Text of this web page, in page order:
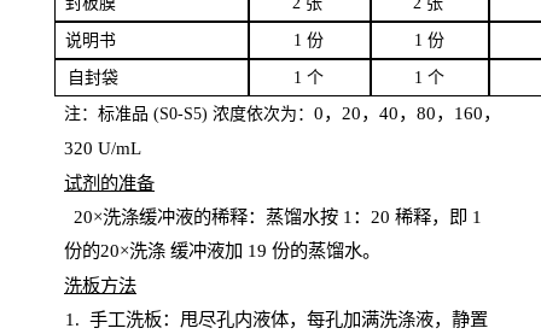
说明书 1 份 1 份
自封袋 1 个 1 个
注：标准品 (S0-S5) 浓度依次为： 0，20，40，80，160，
320 U/mL
试剂的准备
20×洗涤缓冲液的稀释：蒸馏水按 1：20 稀释，即 1
份的20×洗涤 缓冲液加 19 份的蒸馏水。
洗板方法
1. 手工洗板：甩尽孔内液体，每孔加满洗涤液，静置